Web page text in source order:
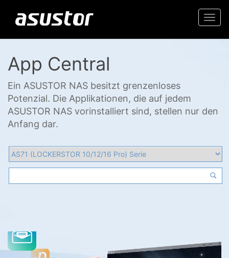
App Central
Ein ASUSTOR NAS besitzt grenzenloses
Potenzial. Die Applikationen, die auf jedem
ASUSTOR NAS vorinstalliert sind, stellen nur den
Anfang dar.